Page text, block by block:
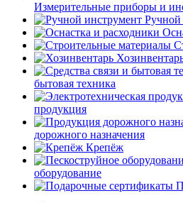
Измерительные приборы и
Ручной
бытовая техника
продукция
дорожного назначения
Крепёж
оборудование